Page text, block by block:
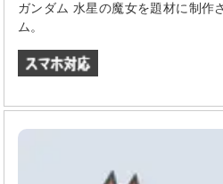
ガンダム 水星の魔女を題材に制作
ム。